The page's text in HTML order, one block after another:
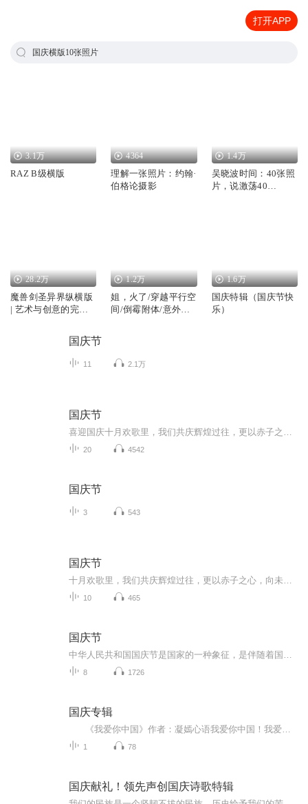
打开APP
国庆横版10张照片
3.1万
RAZ B级横版
4364
理解一张照片：约翰·
伯格论摄影
1.4万
吴晓波时间：40张照
片，说激荡40
28.2万
魔兽剑圣异界纵横版
| 艺术与创意的完美
1.2万
姐，火了/穿越平行空
间/倒霉附体/意外拍
1.6万
国庆特辑（国庆节快
乐）
国庆节
11 2.1万
国庆节
20 4542
国庆节
3 543
国庆节
10 465
国庆节
8 1726
国庆专辑
1 78
国庆献礼！领先声创国庆诗歌特辑